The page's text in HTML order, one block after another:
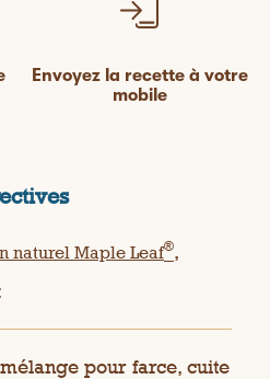
Envoyez la recette à votre
mobile
naturel Maple Leaf®,
pour farce, cuite